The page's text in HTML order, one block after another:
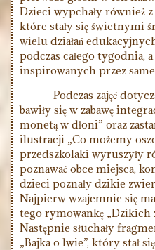
Dzieci wypchały również
które stały się świetnymi
wielu działań
podczas całego tygodnia,
inspirowanych przez
Podczas zajęć
bawiły się w zabawę
monetą w dłoni” oraz
ilustracji „Co możemy
przedszkolaki wyruszyły
poznawać obce miejsca,
dzieci poznały dzikie
Najpierw wzajemnie się
tego rymowankę „Dzikich
Następnie słuchały
„Bajka o lwie”, który stał